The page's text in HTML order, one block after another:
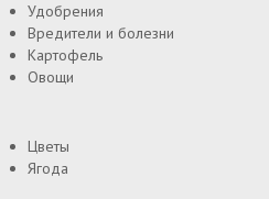
Удобрения
Вредители и болезни
Картофель
Овощи
Цветы
Ягода